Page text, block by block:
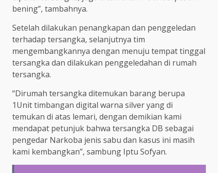
bening”, tambahnya.
Setelah dilakukan penangkapan dan penggeledan
terhadap tersangka, selanjutnya tim
mengembangkannya dengan menuju tempat tinggal
tersangka dan dilakukan penggeledahan di rumah
tersangka.
“Dirumah tersangka ditemukan barang berupa
1Unit timbangan digital warna silver yang di
temukan di atas lemari, dengan demikian kami
mendapat petunjuk bahwa tersangka DB sebagai
pengedar Narkoba jenis sabu dan kasus ini masih
kami kembangkan”, sambung Iptu Sofyan.